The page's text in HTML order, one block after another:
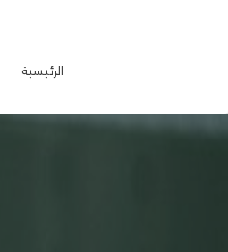
الرئيسية